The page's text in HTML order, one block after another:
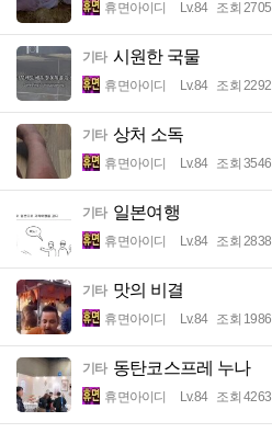
휴면아이디 Lv.84 조회 2705
기타 시원한 국물
휴면아이디 Lv.84 조회 2292
기타 상처 소독
휴면아이디 Lv.84 조회 3546
기타 일본여행
휴면아이디 Lv.84 조회 2838
기타 맛의 비결
휴면아이디 Lv.84 조회 1986
기타 동탄코스프레 누나
휴면아이디 Lv.84 조회 4263